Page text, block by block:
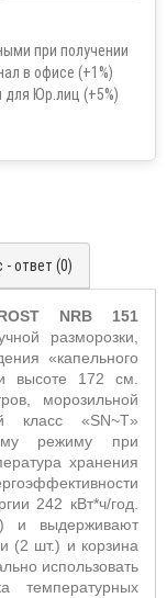
при получении
в офисе (+1%)
для Юр.лиц (+5%)
- ответ (0)
NRB 151
разморозки,
«капельного
высоте 172 см.
морозильной
класс «SN~T»
режиму при
хранения
242 кВт*ч/год.
и выдерживают
(2 шт.) и корзина
использовать
температурных